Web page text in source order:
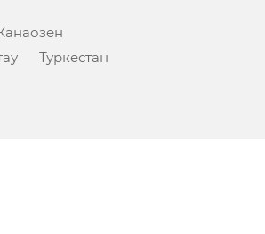
Туркестан